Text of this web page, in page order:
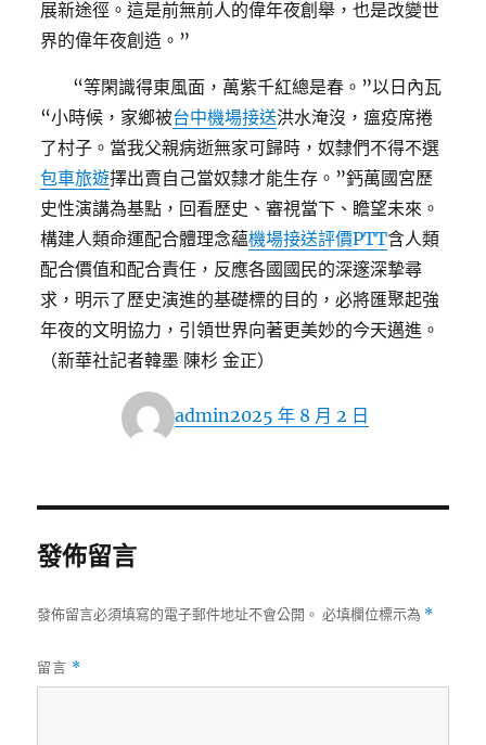
展新途徑。這是前無前人的偉年夜創舉，也是改變世
界的偉年夜創造。”
“等閑識得東風面，萬紫千紅總是春。”以日內瓦
“小時候，家鄉被台中機場接送洪水淹沒，瘟疫席捲
了村子。當我父親病逝無家可歸時，奴隸們不得不選
包車旅遊擇出賣自己當奴隸才能生存。”鈣萬國宮歷
史性演講為基點，回看歷史、審視當下、瞻望未來。
構建人類命運配合體理念蘊機場接送評價PTT含人類
配合價值和配合責任，反應各國國民的深邃深摯尋
求，明示了歷史演進的基礎標的目的，必將匯聚起強
年夜的文明協力，引領世界向著更美妙的今天邁進。
（新華社記者韓墨 陳杉 金正）
作
admin2025 年 8 月 2 日
發佈留言
發佈留言必須填寫的電子郵件地址不會公開。 必填欄位標示為 *
留言 *